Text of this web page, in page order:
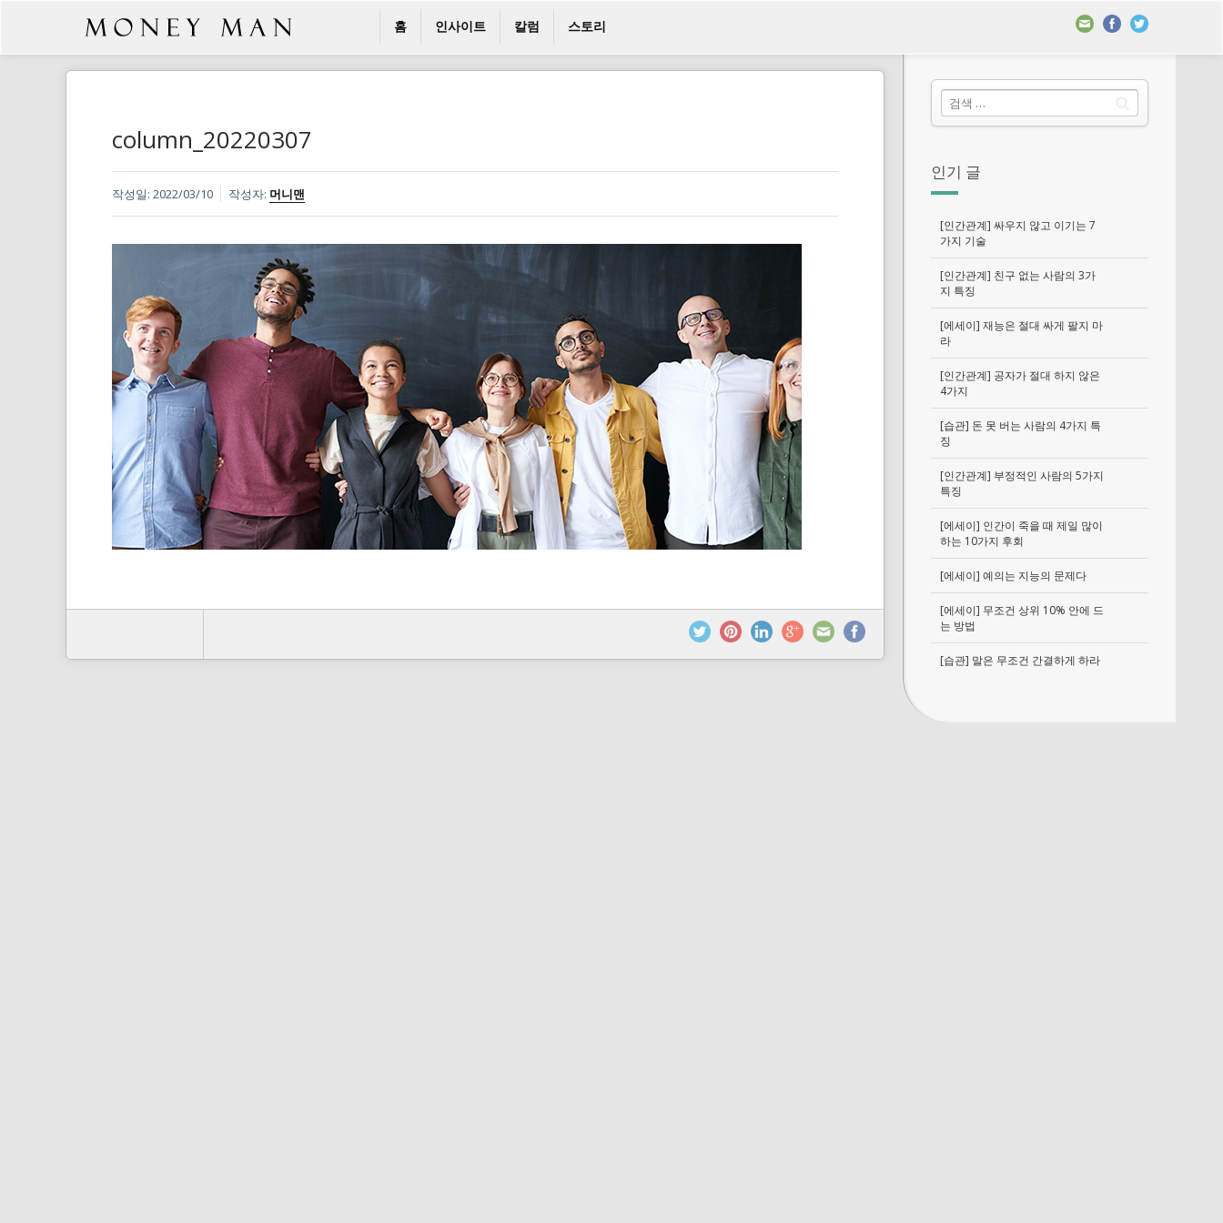
홈 인사이트 칼럼 스토리
인기 글
[인간관계] 싸우지 않고 이기는 7
가지 기술
[인간관계] 친구 없는 사람의 3가
지 특징
[에세이] 재능은 절대 싸게 팔지 마
라
[인간관계] 공자가 절대 하지 않은
4가지
[습관] 돈 못 버는 사람의 4가지 특
징
[인간관계] 부정적인 사람의 5가지
특징
[에세이] 인간이 죽을 때 제일 많이
하는 10가지 후회
[에세이] 예의는 지능의 문제다
[에세이] 무조건 상위 10% 안에 드
는 방법
[습관] 말은 무조건 간결하게 하라
column_20220307
작성일: 2022/03/10 작성자: 머니맨